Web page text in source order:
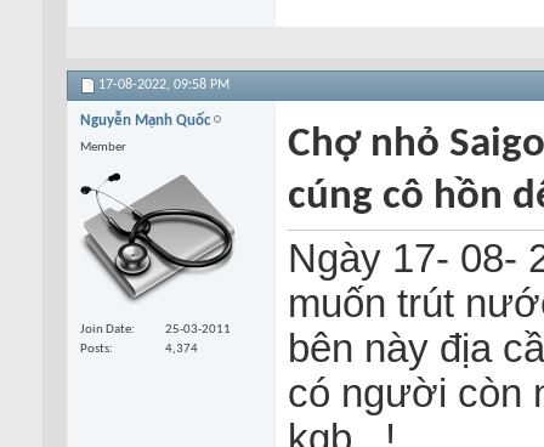
17-08-2022, 09:58 PM
Nguyễn Mạnh Quốc
Member
Join Date
25-03-2011
Posts
4,374
Chợ nhỏ
cúng cô hồn
Ngày 17- 08-
muốn trút
bên này địa
có người còn